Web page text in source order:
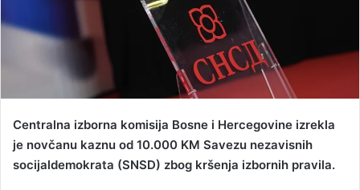
Centralna izborna komisija Bosne i Hercegovine izrekla
je novčanu kaznu od 10.000 KM Savezu nezavisnih
socijaldemokrata (SNSD) zbog kršenja izbornih pravila.